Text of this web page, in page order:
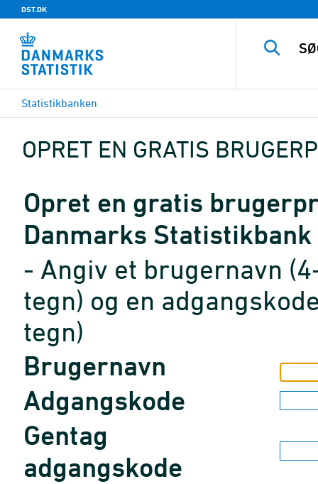
DST.DK
Statistikbanken
OPRET EN GRATIS
Opret en gratis
Danmarks Statistikbank
- Angiv et brugernavn
tegn) og en
tegn)
Brugernavn
Adgangskode
Gentag
adgangskode